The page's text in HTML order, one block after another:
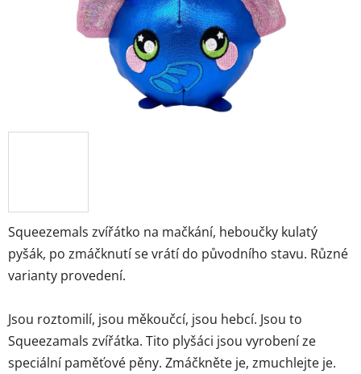
Squeezemals zvířátko na mačkání, heboučky kulatý
pyšák, po zmáčknutí se vrátí do původního stavu. Různé
varianty provedení.
Jsou roztomilí, jsou měkoučcí, jsou hebcí. Jsou to
Squeezamals zvířátka. Tito plyšáci jsou vyrobení ze
speciální paměťové pěny. Zmáčkněte je, zmuchlejte je.